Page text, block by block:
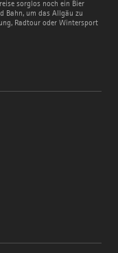
sorglos noch ein Bier
Bahn, um das Allgäu zu
Radtour oder Wintersport